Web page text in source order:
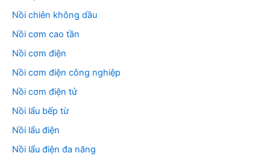
Nồi chiên không dầu
Nồi cơm cao tần
Nồi cơm điện
Nồi cơm điện công nghiệp
Nồi cơm điện tử
Nồi lẩu bếp từ
Nồi lẩu điện
Nồi lẩu điện đa năng